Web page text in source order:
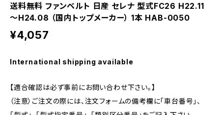
送料無料 ファンベルト 日産 セレナ 型式FC26 H22.11
～H24.08 （国内トップメーカー） 1本 HAB-0050
¥4,057
International shipping available
【適合確認は必ず事前にお問い合わせ下さい。】
（注意）ご注文の際には、注文フォームの備考欄に「車台番号」、